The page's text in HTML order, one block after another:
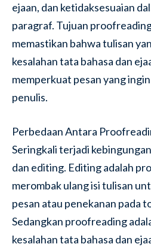
ejaan, dan ketidaksesuaian
paragraf. Tujuan
memastikan bahwa tulisan
kesalahan tata bahasa dan
memperkuat pesan yang
penulis.
Perbedaan Antara
Seringkali terjadi
dan editing. Editing adalah
merombak ulang isi tulisan
pesan atau penekanan pada
Sedangkan proofreading
kesalahan tata bahasa dan